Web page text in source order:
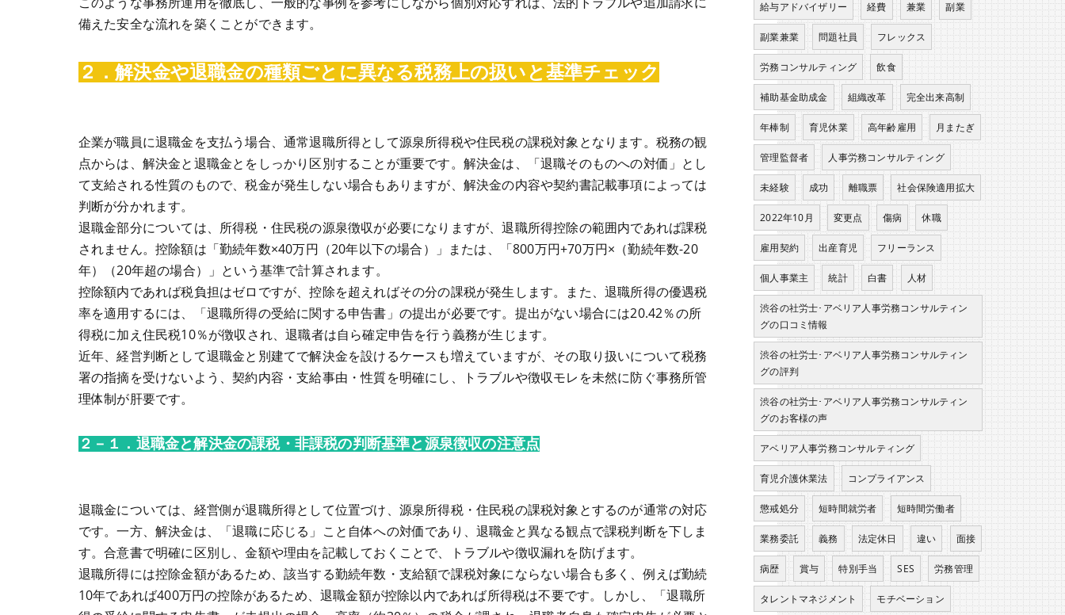
備えた安全な流れを築くことができます。
２．解決金や退職金の種類ごとに異なる税務上の扱いと基準チェック
企業が職員に退職金を支払う場合、通常退職所得として源泉所得税や住民税の課税対象となります。税務の観
点からは、解決金と退職金とをしっかり区別することが重要です。解決金は、「退職そのものへの対価」とし
て支給される性質のもので、税金が発生しない場合もありますが、解決金の内容や契約書記載事項によっては
判断が分かれます。
退職金部分については、所得税・住民税の源泉徴収が必要になりますが、退職所得控除の範囲内であれば課税
されません。控除額は「勤続年数×40万円（20年以下の場合）」または、「800万円+70万円×（勤続年数-20
年）（20年超の場合）」という基準で計算されます。
控除額内であれば税負担はゼロですが、控除を超えればその分の課税が発生します。また、退職所得の優遇税
率を適用するには、「退職所得の受給に関する申告書」の提出が必要です。提出がない場合には20.42％の所
得税に加え住民税10％が徴収され、退職者は自ら確定申告を行う義務が生じます。
近年、経営判断として退職金と別建てで解決金を設けるケースも増えていますが、その取り扱いについて税務
署の指摘を受けないよう、契約内容・支給事由・性質を明確にし、トラブルや徴収モレを未然に防ぐ事務所管
理体制が肝要です。
２－１．退職金と解決金の課税・非課税の判断基準と源泉徴収の注意点
退職金については、経営側が退職所得として位置づけ、源泉所得税・住民税の課税対象とするのが通常の対応
です。一方、解決金は、「退職に応じる」こと自体への対価であり、退職金と異なる観点で課税判断を下しま
す。合意書で明確に区別し、金額や理由を記載しておくことで、トラブルや徴収漏れを防げます。
退職所得には控除金額があるため、該当する勤続年数・支給額で課税対象にならない場合も多く、例えば勤続
10年であれば400万円の控除があるため、退職金額が控除以内であれば所得税は不要です。しかし、「退職所
給与アドバイザリー 経費 兼業 副業
副業兼業 問題社員 フレックス
労務コンサルティング 飲食
補助基金助成金 組織改革 完全出来高制
年棒制 育児休業 高年齢雇用 月またぎ
管理監督者 人事労務コンサルティング
未経験 成功 離職票 社会保険適用拡大
2022年10月 変更点 傷病 休職
雇用契約 出産育児 フリーランス
個人事業主 統計 白書 人材
渋谷の社労士･アベリア人事労務コンサルティン
グの口コミ情報
渋谷の社労士･アベリア人事労務コンサルティン
グの評判
渋谷の社労士･アベリア人事労務コンサルティン
グのお客様の声
アベリア人事労務コンサルティング
育児介護休業法 コンプライアンス
懲戒処分 短時間就労者 短時間労働者
業務委託 義務 法定休日 違い 面接
病歴 賞与 特別手当 SES 労務管理
タレントマネジメント モチベーション